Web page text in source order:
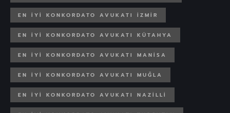
EN IYI KONKORDATO AVUKATI IZMIR
EN IYI KONKORDATO AVUKATI KÜTAHYA
EN IYI KONKORDATO AVUKATI MANISA
EN IYI KONKORDATO AVUKATI MUĞLA
EN IYI KONKORDATO AVUKATI NAZILLI